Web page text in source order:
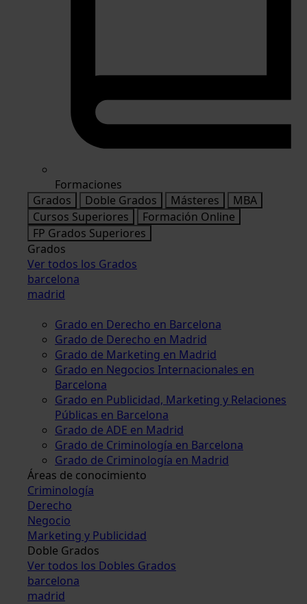
Formaciones
Grados
Doble Grados Másteres
MBA
Cursos Superiores
Formación Online
FP Grados Superiores
Grados
Ver todos los Grados
barcelona
madrid
Grado en Derecho en Barcelona
Grado de Derecho en Madrid
Grado de Marketing en Madrid
Grado en Negocios Internacionales en
Barcelona
Grado en Publicidad, Marketing y Relaciones
Públicas en Barcelona
Grado de ADE en Madrid
Grado de Criminología en Barcelona
Grado de Criminología en Madrid
Áreas de conocimiento
Criminología
Derecho
Negocio
Marketing y Publicidad
Doble Grados
Ver todos los Dobles Grados
barcelona
madrid